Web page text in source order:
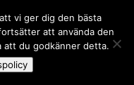
vi ger dig den bästa
att använda den
att du godkänner detta.